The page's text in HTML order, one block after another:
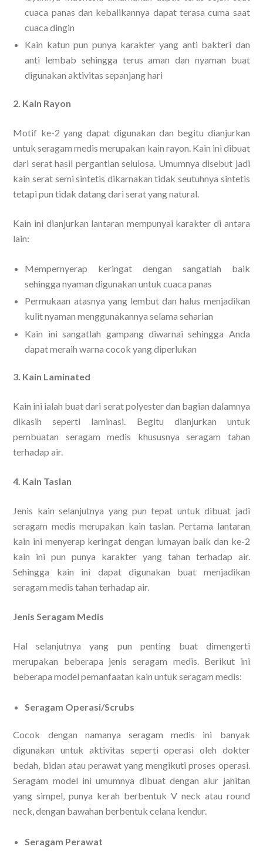
cuaca panas dan kebalikannya dapat terasa cuma saat
cuaca dingin
Kain katun pun punya karakter yang anti bakteri dan
anti lembab sehingga terus aman dan nyaman buat
digunakan aktivitas sepanjang hari
2. Kain Rayon
Motif ke-2 yang dapat digunakan dan begitu dianjurkan
untuk seragam medis merupakan kain rayon. Kain ini dibuat
dari serat hasil pergantian selulosa. Umumnya disebut jadi
kain serat semi sintetis dikarnakan tidak seutuhnya sintetis
tetapi pun tidak datang dari serat yang natural.
Kain ini dianjurkan lantaran mempunyai karakter di antara
lain:
Mempernyerap keringat dengan sangatlah baik
sehingga nyaman digunakan untuk cuaca panas
Permukaan atasnya yang lembut dan halus menjadikan
kulit nyaman menggunakannya selama seharian
Kain ini sangatlah gampang diwarnai sehingga Anda
dapat meraih warna cocok yang diperlukan
3. Kain Laminated
Kain ini ialah buat dari serat polyester dan bagian dalamnya
dikasih seperti laminasi. Begitu dianjurkan untuk
pembuatan seragam medis khususnya seragam tahan
terhadap air.
4. Kain Taslan
Jenis kain selanjutnya yang pun tepat untuk dibuat jadi
seragam medis merupakan kain taslan. Pertama lantaran
kain ini menyerap keringat dengan lumayan baik dan ke-2
kain ini pun punya karakter yang tahan terhadap air.
Sehingga kain ini dapat digunakan buat menjadikan
seragam medis tahan terhadap air.
Jenis Seragam Medis
Hal selanjutnya yang pun penting buat dimengerti
merupakan beberapa jenis seragam medis. Berikut ini
beberapa model pemanfaatan kain untuk seragam medis:
Seragam Operasi/Scrubs
Cocok dengan namanya seragam medis ini banyak
digunakan untuk aktivitas seperti operasi oleh dokter
bedah, bidan atau perawat yang mengikuti proses operasi.
Seragam model ini umumnya dibuat dengan alur jahitan
yang simpel, punya kerah berbentuk V neck atau round
neck, dengan bawahan berbentuk celana kendur.
Seragam Perawat